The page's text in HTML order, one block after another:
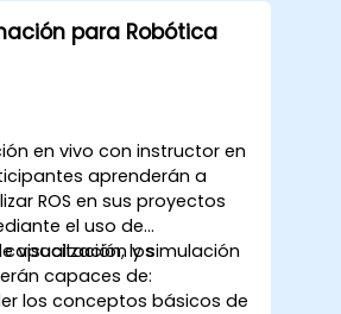
para Robótica
en vivo con instructor en
aprenderán a
ROS en sus proyectos
el uso de
visualización y simulación
capacitación, los
capaces de:
los conceptos básicos de